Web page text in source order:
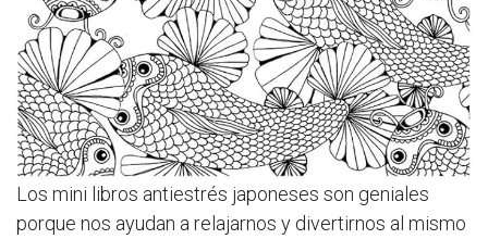
Los mini libros antiestrés japoneses son geniales
porque nos ayudan a relajarnos y divertirnos al mismo